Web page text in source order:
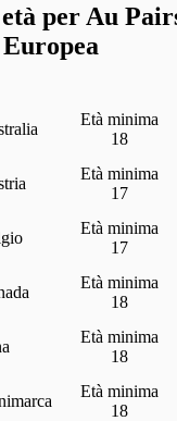
per Au
18
17
17
18
18
18